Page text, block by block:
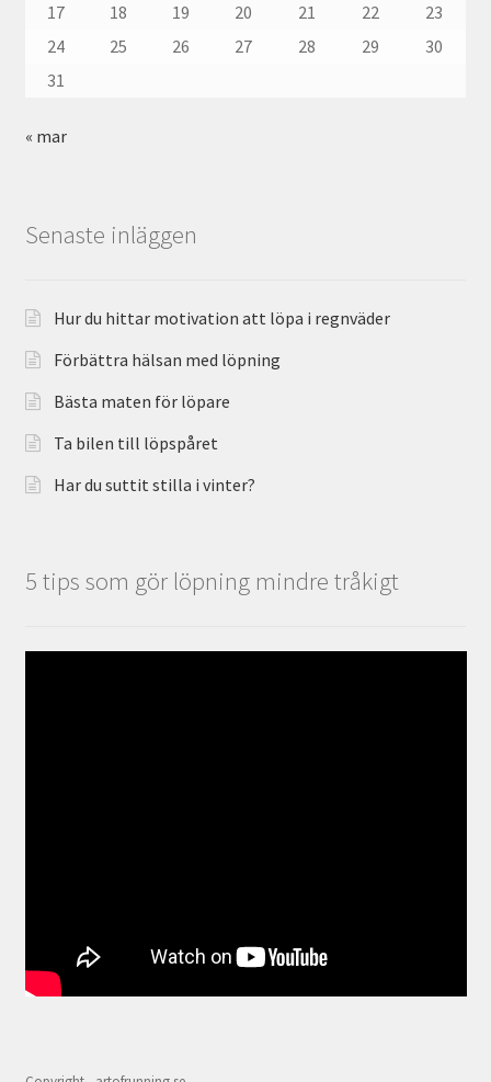
17
18 19 20 21 22
23
24
25 26 27 28 29
30
31
« mar
Senaste inläggen
Hur du hittar motivation att löpa i regnväder
Förbättra hälsan med löpning
Bästa maten för löpare
Ta bilen till löpspåret
Har du suttit stilla i vinter?
5 tips som gör löpning mindre tråkigt